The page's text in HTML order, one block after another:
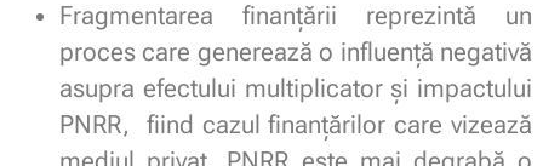
Fragmentarea finanțării reprezintă un
proces care generează o influență negativă
asupra efectului multiplicator și impactului
PNRR, fiind cazul finanțărilor care vizează